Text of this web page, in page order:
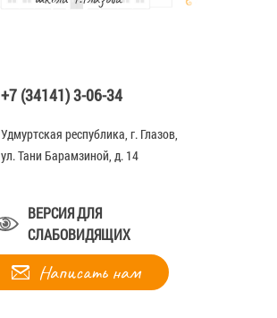
+7 (34141) 3-06-34
Удмуртская республика, г. Глазов,
ул. Тани Барамзиной, д. 14
ВЕРСИЯ ДЛЯ
СЛАБОВИДЯЩИХ
Написать нам